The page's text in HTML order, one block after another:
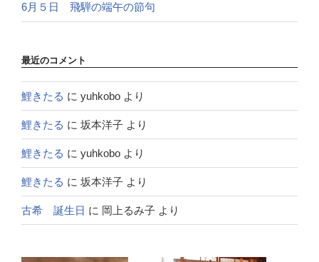
6月５日 飛騨の端午の節句
最近のコメント
鯉きたる に yuhkobo より
鯉きたる に 坂本洋子 より
鯉きたる に yuhkobo より
鯉きたる に 坂本洋子 より
古希 誕生日 に 岡上るみ子 より